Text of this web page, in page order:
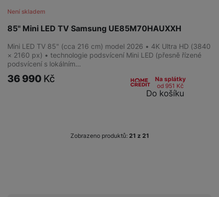
85" Mini LED TV Samsung UE85M70HAUXXH
Není skladem
Mini LED TV 85" (cca 216 cm) model 2026 • 4K Ultra HD (3840
× 2160 px) • technologie podsvícení Mini LED (přesně řízené
podsvícení s lokálním…
36 990 Kč
Na splátky
od 951 Kč
Do košíku
Zobrazeno produktů: z 21